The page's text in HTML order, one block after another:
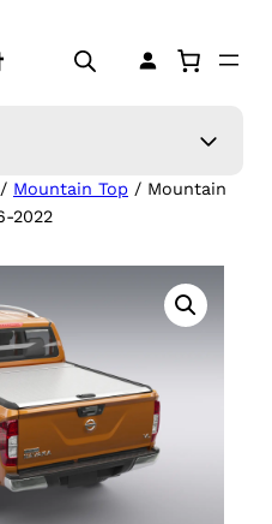
/ Mountain Top / Mountain
2022